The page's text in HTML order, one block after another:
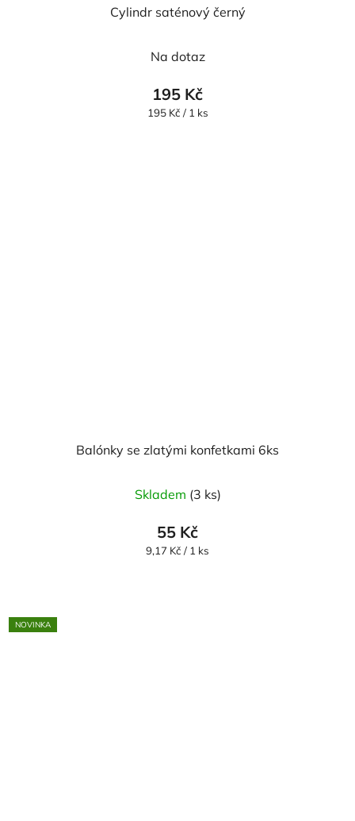
Cylindr saténový černý
Na dotaz
195 Kč
Měrná
195 Kč / 1 ks
Balónky se zlatými konfetkami 6ks
hodnocení
produktu
je
Skladem (3 ks)
55 Kč
Měrná
9,17 Kč / 1 ks
NOVINKA